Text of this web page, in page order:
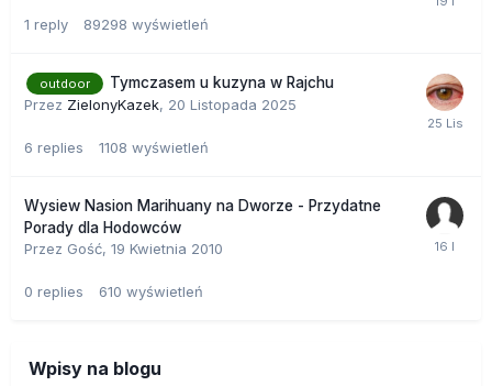
1 reply 89298 wyświetleń
outdoor
Tymczasem u kuzyna w Rajchu
Przez ZielonyKazek, 20 Listopada 2025
6 replies 1108 wyświetleń
Wysiew Nasion Marihuany na Dworze - Przydatne
Porady dla Hodowców
Przez Gość, 19 Kwietnia 2010
0 replies 610 wyświetleń
Wpisy na blogu